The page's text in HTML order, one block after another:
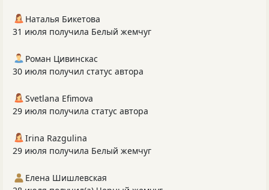
Наталья Бикетова
31 июля получила Белый жемчуг
Роман Цивинскас
30 июля получил статус автора
Svetlana Efimova
29 июля получила статус автора
Irina Razgulina
29 июля получила Белый жемчуг
Елена Шишлевская